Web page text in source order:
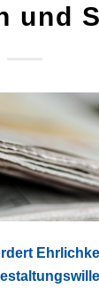
und